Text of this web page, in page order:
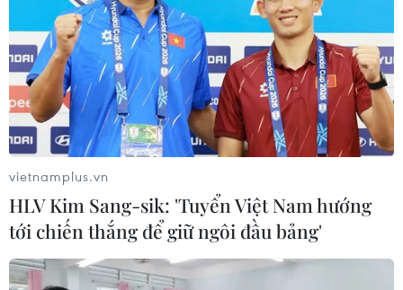
vietnamplus.vn
HLV Kim Sang-sik: 'Tuyển Việt Nam hướng
tới chiến thắng để giữ ngôi đầu bảng'